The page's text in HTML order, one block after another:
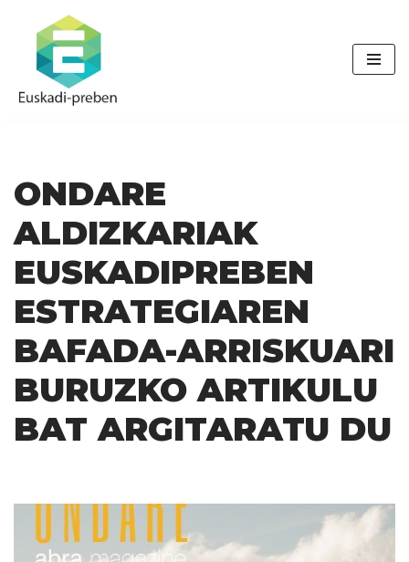
Skip
content
ONDARE
ALDIZKARIAK
EUSKADIPREBEN
ESTRATEGIAREN
BAFADA-ARRISKUARI
BURUZKO ARTIKULU
BAT ARGITARATU DU